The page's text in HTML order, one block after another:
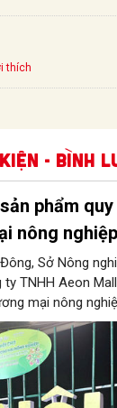
thích
- Bình
phẩm
nông nghiệp
Sở Nông
TNHH Aeon
mại nông
Fair 2026).